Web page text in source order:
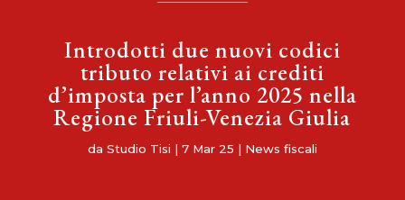
Introdotti due nuovi codici
tributo relativi ai crediti
d’imposta per l’anno 2025 nella
Regione Friuli-Venezia Giulia
da Studio Tisi | 7 Mar 25 | News fiscali